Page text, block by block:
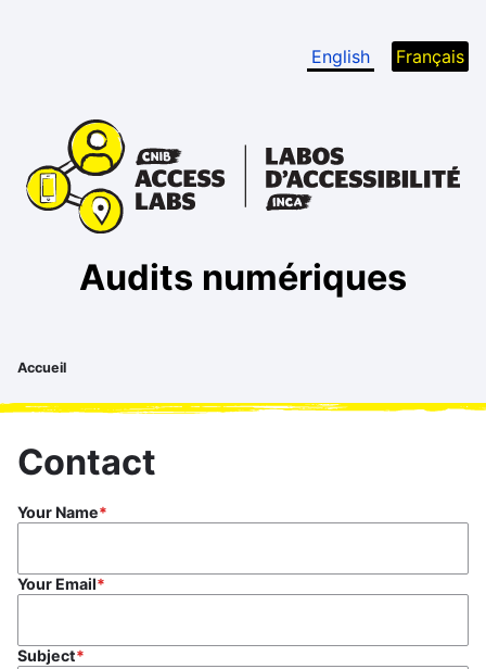
Sélecteur
English Français
CNIB Access Labs Labos d'Accessibilité INCA
Audits numériques
Fil d'Ariane
Accueil
Contact
Your Name
Your Email
Subject